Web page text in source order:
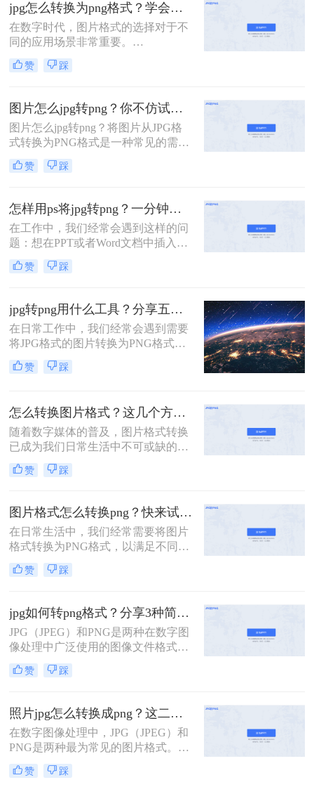
名，适合存储线条图、文字图和需要
透明背景的图像。那么jpg怎么转换成
png图片呢？本文将介绍三种将JPG转
换为PNG图片的方法。
jpg怎么转换为png格式？学会这3种方法，轻松完成！
在数字时代，图片格式的选择对于不
同的应用场景非常重要。
JPEG（JPG）格式因其较小的文件大
小和良好的兼容性而广泛应用于网络
是需要透明背景或无损压缩时，PNG
格式更为合适。那么jpg怎么转换为
png格式呢？本文将介绍几种简单有
效的方法，帮助您轻松将JPG格式的
图片转换为PNG格式。
赞 踩
图片怎么jpg转png？你不仿试试这四个简单方法！
图片怎么jpg转png？将图片从JPG格
式转换为PNG格式是一种常见的需
求，因为PNG格式的文件通常具有更
高的质量和更广泛的适用性。下面介
赞 踩
怎样用ps将jpg转png？一分钟学会如何PS格式转换！
在工作中，我们经常会遇到这样的问
题：想在PPT或者Word文档中插入一
张图片，可是图片却是带背景的图
片，看起来和制作的文档很不搭。想
体效果更加美观，就需要把图片变成
透明图，也就是把jpg的格式转变成
png的格式。那么，在PS中怎么把图
片jpg的格式转变成png的格式呢？下
面一起看看吧。
赞 踩
jpg转png用什么工具？分享五种简单工具！
在日常工作中，我们经常会遇到需要
将JPG格式的图片转换为PNG格式的
情况。无论是为了支持透明背景，还
是为了更好地控制图像质量，将JPG
几种可靠的工具和方法，帮助您轻松
实现这一转换。
赞 踩
怎么转换图片格式？这几个方法教你轻松转换！
随着数字媒体的普及，图片格式转换
已成为我们日常生活中不可或缺的一
部分。无论是为了节省存储空间，还
是为了在不同设备上更好地展示图
显得尤为重要。那么怎么转换图片格
式呢？本文将为您介绍几种简单易行
的图片格式转换方法，帮助您轻松完
成图片格式的转换。
赞 踩
图片格式怎么转换png？快来试试这4个实用方法！
在日常生活中，我们经常需要将图片
格式转换为PNG格式，以满足不同的
需求。PNG格式以其无损压缩和透明
度支持等特性，在网页设计和多媒体
转换png呢？本文将介绍四种将图片
转换为PNG格式的方法。
赞 踩
jpg如何转png格式？分享3种简单转换方法！
JPG（JPEG）和PNG是两种在数字图
像处理中广泛使用的图像文件格式。
JPG以其高效的压缩算法和广泛的兼
容性成为存储照片和图像的首选格
明度和丰富的颜色深度著称，特别适
合用于需要高质量图像和透明背景的
场景。在某些情况下，我们可能需要
将JPG图片转换为PNG格式，以满足
特定的设计或展示需求。那么jpg如何
转png格式呢？本文将介绍几种实现
赞 踩
照片jpg怎么转换成png？这二个实用方法教会你！
在数字图像处理中，JPG（JPEG）和
PNG是两种最为常见的图片格式。
JPG以其高效的压缩率和适中的文件
大小广泛应用于网络图片和照片存
赞 踩